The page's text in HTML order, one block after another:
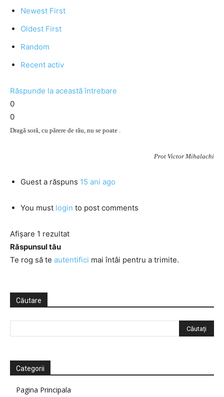
Newest First
Oldest First
Random
Recent activ
Răspunde la această întrebare
0
0
Dragă soră, cu părere de rău, nu se poate .
Prot Victor Mihalachi
Guest a răspuns 15 ani ago
You must login to post comments
Afișare 1 rezultat
Răspunsul tău
Te rog să te autentifici mai întâi pentru a trimite.
Căutare
Categorii
Pagina Principala